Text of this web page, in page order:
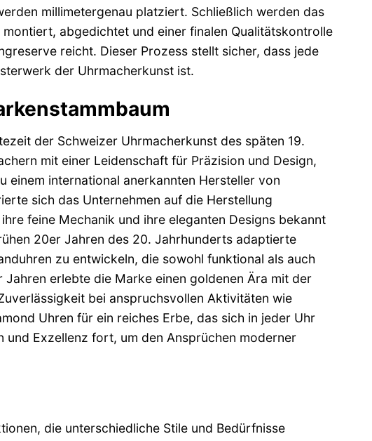
millimetergenau platziert. Schließlich werden das
abgedichtet und einer finalen Qualitätskontrolle
reicht. Dieser Prozess stellt sicher, dass jede
der Uhrmacherkunst ist.
der Schweizer Uhrmacherkunst des späten 19.
mit einer Leidenschaft für Präzision und Design,
einem international anerkannten Hersteller von
sich das Unternehmen auf die Herstellung
feine Mechanik und ihre eleganten Designs bekannt
20er Jahren des 20. Jahrhunderts adaptierte
zu entwickeln, die sowohl funktional als auch
erlebte die Marke einen goldenen Ära mit der
bei anspruchsvollen Aktivitäten wie
Uhren für ein reiches Erbe, das sich in jeder Uhr
Exzellenz fort, um den Ansprüchen moderner
die unterschiedliche Stile und Bedürfnisse